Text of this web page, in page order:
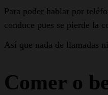
Para poder hablar por
conduce pues se pierde la
Así que nada de llamadas
Comer o